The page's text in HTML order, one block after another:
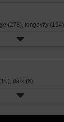
(278), longevity (194)
dark (6)